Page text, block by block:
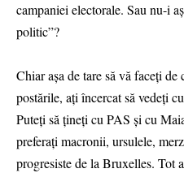
campaniei electorale. Sau nu-i
politic”?
Chiar așa de tare să vă faceți
postările, ați încercat să vedeți
Puteți să țineți cu PAS și cu
preferați macronii, ursulele,
progresiste de la Bruxelles. Tot